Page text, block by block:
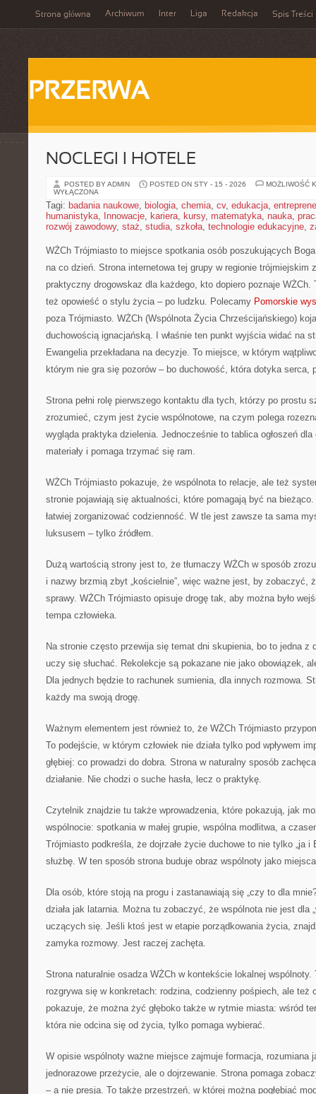
Strona główna Archiwum Inter Liga Redakcja Spis Treści
PRZERWA
NOCLEGI I HOTELE
POSTED BY ADMIN POSTED ON STY - 15 - 2026
MOŻLIWOŚĆ
WYŁĄCZONA
Tagi: badania naukowe, biologia, chemia, cv, edukacja,
humanistyka, Innowacje, kariera, kursy, matematyka, nauka,
rozwój zawodowy, staż, studia, szkoła, technologie edukacyjne,
WŻCh Trójmiasto to miejsce spotkania osób poszukujących
na co dzień. Strona internetowa tej grupy w regionie trójmiejskim
praktyczny drogowskaz dla każdego, kto dopiero poznaje WŻCh.
też opowieść o stylu życia – po ludzku. Polecamy Pomorskie
poza Trójmiasto. WŻCh (Wspólnota Życia Chrześcijańskiego)
duchowością ignacjańską. I właśnie ten punkt wyjścia widać na
Ewangelia przekładana na decyzje. To miejsce, w którym
którym nie gra się pozorów – bo duchowość, która dotyka serca,
Strona pełni rolę pierwszego kontaktu dla tych, którzy po prostu
zrozumieć, czym jest życie wspólnotowe, na czym polega
wygląda praktyka dzielenia. Jednocześnie to tablica ogłoszeń dla
materiały i pomaga trzymać się ram.
WŻCh Trójmiasto pokazuje, że wspólnota to relacje, ale też
stronie pojawiają się aktualności, które pomagają być na
łatwiej zorganizować codzienność. W tle jest zawsze ta sama
luksusem – tylko źródłem.
Dużą wartością strony jest to, że tłumaczy WŻCh w sposób
i nazwy brzmią zbyt „kościelnie”, więc ważne jest, by zobaczyć,
sprawy. WŻCh Trójmiasto opisuje drogę tak, aby można było
tempa człowieka.
Na stronie często przewija się temat dni skupienia, bo to jedna z
uczy się słuchać. Rekolekcje są pokazane nie jako obowiązek,
Dla jednych będzie to rachunek sumienia, dla innych rozmowa.
każdy ma swoją drogę.
Ważnym elementem jest również to, że WŻCh Trójmiasto
To podejście, w którym człowiek nie działa tylko pod wpływem
głębiej: co prowadzi do dobra. Strona w naturalny sposób
działanie. Nie chodzi o suche hasła, lecz o praktykę.
Czytelnik znajdzie tu także wprowadzenia, które pokazują, jak
wspólnocie: spotkania w małej grupie, wspólna modlitwa, a
Trójmiasto podkreśla, że dojrzałe życie duchowe to nie tylko „ja i
służbę. W ten sposób strona buduje obraz wspólnoty jako
Dla osób, które stoją na progu i zastanawiają się „czy to dla
działa jak latarnia. Można tu zobaczyć, że wspólnota nie jest dla
uczących się. Jeśli ktoś jest w etapie porządkowania życia,
zamyka rozmowy. Jest raczej zachęta.
Strona naturalnie osadza WŻCh w kontekście lokalnej wspólnoty.
rozgrywa się w konkretach: rodzina, codzienny pośpiech, ale też
pokazuje, że można żyć głęboko także w rytmie miasta: wśród
która nie odcina się od życia, tylko pomaga wybierać.
W opisie wspólnoty ważne miejsce zajmuje formacja, rozumiana
jednorazowe przeżycie, ale o dojrzewanie. Strona pomaga
– a nie presja. To także przestrzeń, w której można pogłębiać